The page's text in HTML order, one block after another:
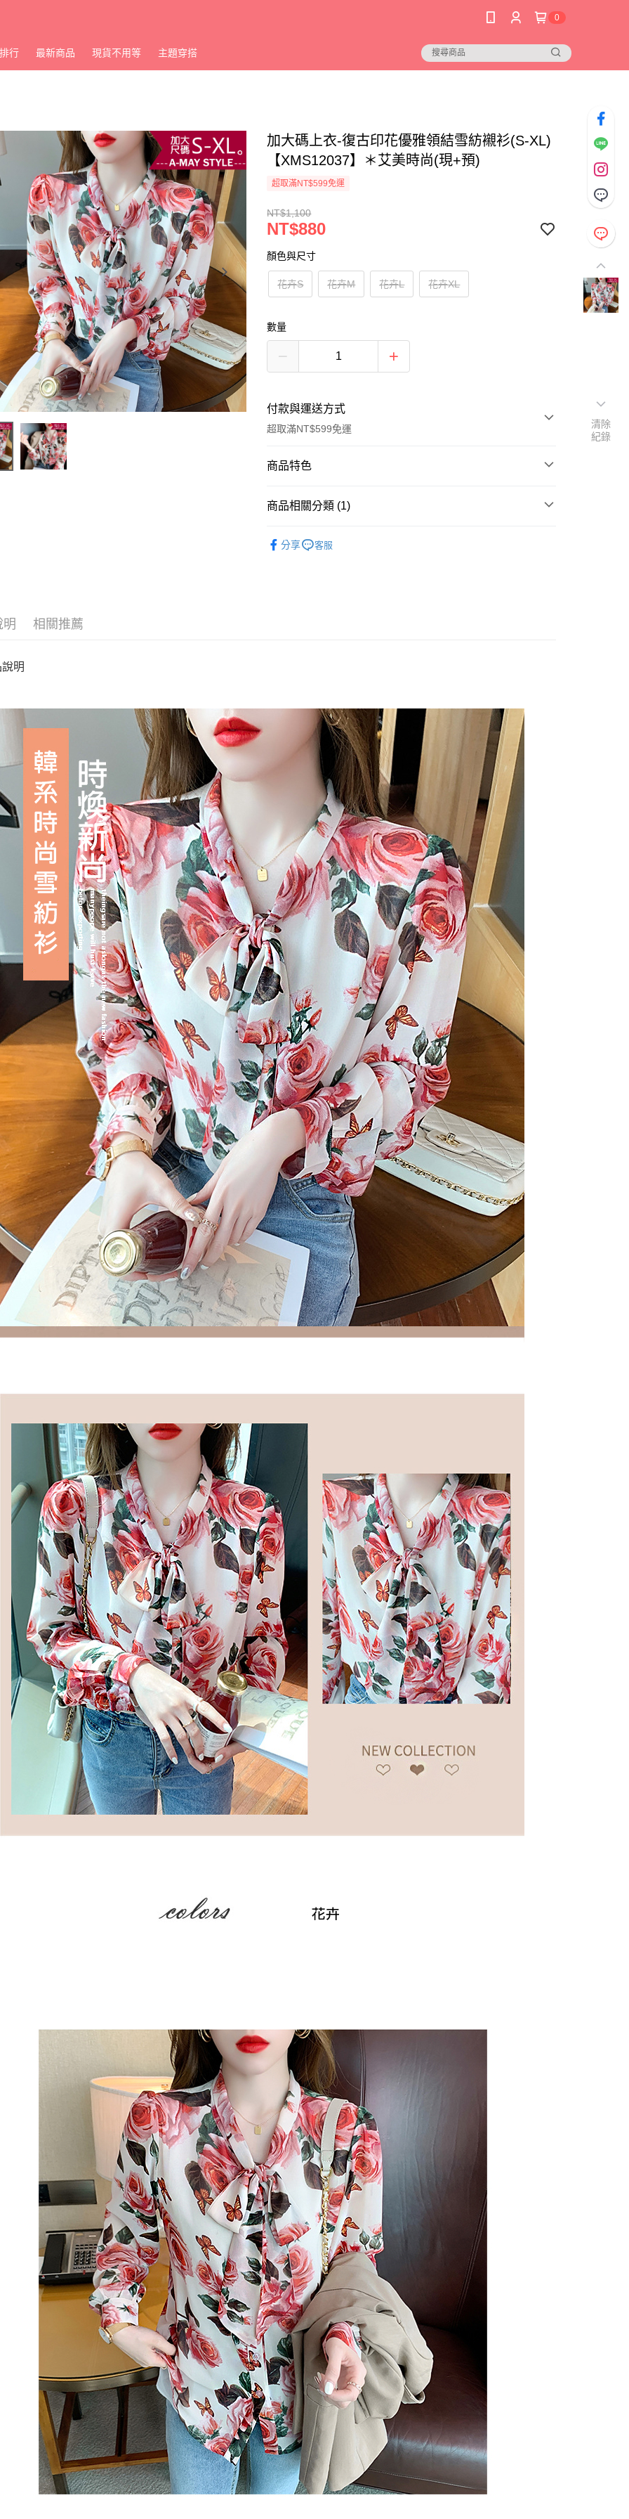
0
行 最新商品 現貨不用等 主題穿搭
加大碼上衣-復古印花優雅領結雪紡襯衫(S-XL)
【XMS12037】＊艾美時尚(現+預)
超取滿NT$599免運
NT$1,100
NT$880
顏色與尺寸
花卉S 花卉M 花卉L 花卉XL
數量
付款與運送方式
超取滿NT$599免運
付款方式
LINE Pay
AFTEE先享後付是「在收到商品之後才付款」的支付方式。 讓您購物簡單
便利好安心！
１．簡單：不需註冊會員、不需綁卡、不需儲值。
２．便利：只要手機號碼，簡訊認證，即可結帳。
３．安心：先確認商品／服務後，再付款。
【「AFTEE先享後付」結帳流程】
１．於結帳方式選擇「AFTEE先享後付」後，將跳轉至「AFTEE先享後
付」結帳頁面，進行簡訊認證並確認金額後，即可完成結帳。
２．訂單成立數日內，您將收到繳費通知簡訊。
３．收到繳費通知簡訊後14天內，點擊此簡訊中的連結，可透過四大超商
／ATM／網路銀行／等多元方式進行付款，方視為交易完成。
※ 請注意：結帳手續完成當下不需立刻繳費，但若您需要取消訂單，請聯
絡購買商品的店家。未經商家同意取消之訂單仍視為有效，需透過AFTEE
先享後付繳納相關費用。
※ 交易是否成功請以「AFTEE先享後付 」之結帳頁面顯示為準，若有關於
是否繳費成功／繳費後需取消欲退款等相關疑問，請聯繫「AFTEE先享後
付客戶支援中心」https://netprotections.freshdesk.com/support/home
【注意事項】
１．透過由恩沛科技股份有限公司提供之「AFTEE先享後付」服務完成之
交易，需依本服務之必要範圍內提供個人資料，並將交易相關給付款項請
求債權轉讓予恩沛科技股份有限公司。
２．關於個人資料處理事宜，請瀏覽以下網址：
https://aftee.tw/terms/#terms3
３．未成年的使用者請事先徵得法定代理人或監護人之同意方可使用
「AFTEE先享後付」，若未經同意申辦者引起之損失，本公司不負相關責
任。
４．使用「AFTEE先享後付」時，將依據個別帳號之用戶狀況，依本公司
即時審查核予不同之上限額度；若仍有額度不足之情形，本公司將視審查
結果請求用戶進行身份認證。
５．嚴禁一人註冊多個帳號或使用他人資訊註冊。若發現惡意使用之情
形，恩沛科技股份有限公司將有權停止該用戶之使用額度並採取法律行
全家取貨付款
每筆NT$79，滿NT$599(含以上)免運費
付款後全家取貨
每筆NT$79，滿NT$599(含以上)免運費
7-11取貨付款
每筆NT$79，滿NT$1,000(含以上)免運費
付款後7-11取貨
每筆NT$79，滿NT$1,000(含以上)免運費
宅配
每筆NT$90，滿NT$1,000(含以上)免運費
宅配離島
每筆NT$100，滿NT$1,500(含以上)免運費
商品特色
7216373
加大碼上衣-復古印花優雅領結雪紡襯衫(S-XL)【XMS12037】
商品相關分類 (1)
分享
客服
明 相關推薦
明
清除
紀錄